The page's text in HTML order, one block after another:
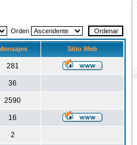
Orden
Sitio Web
281
36
2590
16
2